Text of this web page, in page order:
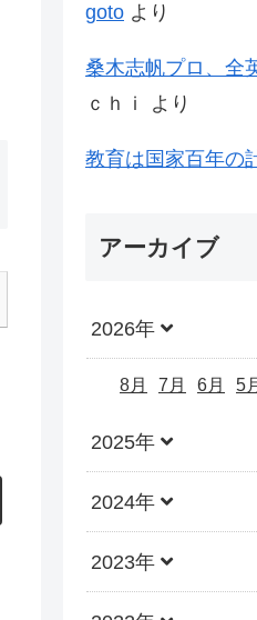
goto より
桑木志帆プロ、全
ｃｈｉ
より
教育は国家百年の
アーカイブ
2026年
8月 7月 6月 5
2025年
2024年
2023年